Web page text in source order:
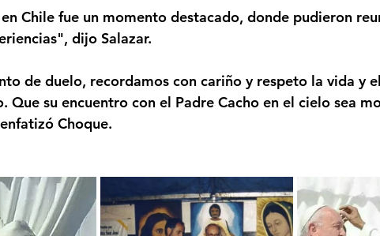
Chile fue un momento destacado, donde pudieron
dijo Salazar.
de duelo, recordamos con cariño y respeto la vida y
Que su encuentro con el Padre Cacho en el cielo sea
Choque.